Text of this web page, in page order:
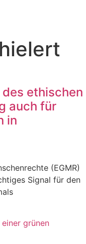
des ethischen
auch für
in
(EGMR)
Signal für den